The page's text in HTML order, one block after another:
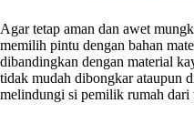
Agar tetap aman dan awet
memilih pintu dengan bahan
dibandingkan dengan material
tidak mudah dibongkar ataupun
melindungi si pemilik rumah dari